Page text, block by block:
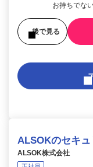
お持ちでな
後で見る
ALSOKのセキ
ALSOK株式会社